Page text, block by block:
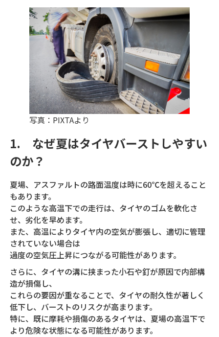
写真：PIXTAより
1. なぜ夏はタイヤバーストしやすい
のか？
夏場、アスファルトの路面温度は時に60℃を超えること
もあります。
このような高温下での走行は、タイヤのゴムを軟化さ
せ、劣化を早めます。
また、高温によりタイヤ内の空気が膨張し、適切に管理
されていない場合は
過度の空気圧上昇につながる可能性があります。
さらに、タイヤの溝に挟まった小石や釘が原因で内部構
造が損傷し、
これらの要因が重なることで、タイヤの耐久性が著しく
低下し、バーストのリスクが高まります。
特に、既に摩耗や損傷のあるタイヤは、夏場の高温下で
より危険な状態になる可能性があります。